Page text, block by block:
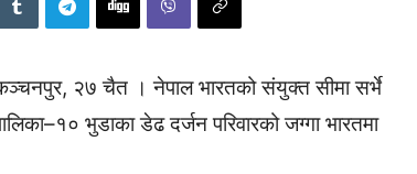
२७ चैत । नेपाल भारतको संयुक्त सीमा सर्भे
भुडाका डेढ दर्जन परिवारको जग्गा भारतमा